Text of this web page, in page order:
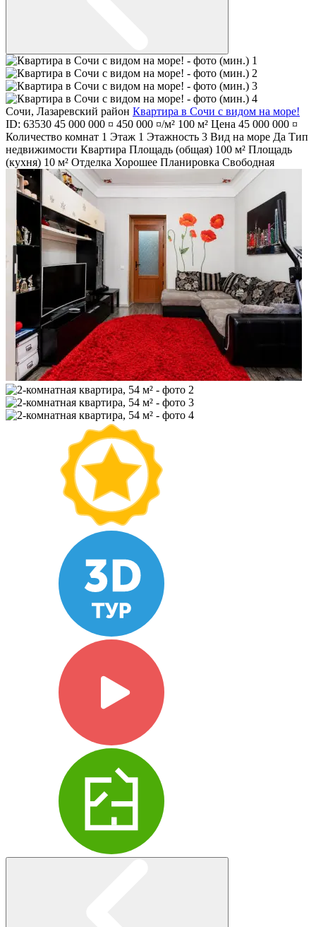
Сочи, Лазаревский район Квартира в Сочи с видом на море!
ID: 63530 45 000 000 ¤ 450 000 ¤/м² 100 м² Цена 45 000 000 ¤
Количество комнат 1 Этаж 1 Этажность 3 Вид на море Да Тип
недвижимости Квартира Площадь (общая) 100 м² Площадь
(кухня) 10 м² Отделка Хорошее Планировка Свободная